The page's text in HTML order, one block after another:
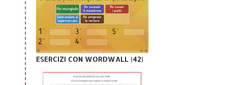
ESERCIZI CON WORDWALL (42)